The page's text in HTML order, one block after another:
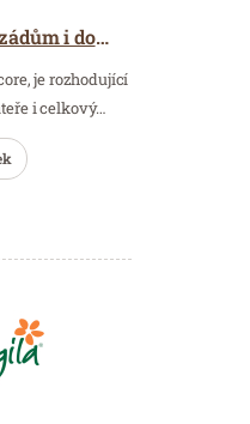
Core je klíč ke zdravým zádům i dokonalé postavě
je rozhodující
i celkový…